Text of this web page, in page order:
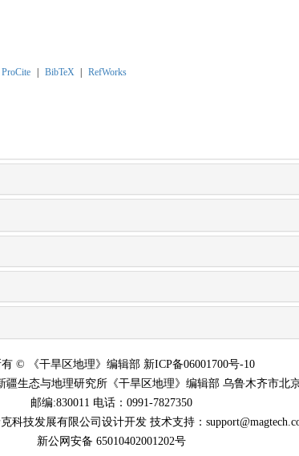
ProCite | BibTeX | RefWorks
© 《干旱区地理》编辑部 新ICP备06001700号-10
疆生态与地理研究所《干旱区地理》编辑部 乌鲁木齐市北
邮编:830011 电话：0991-7827350
科技发展有限公司设计开发 技术支持：
新公网安备 65010402001202号